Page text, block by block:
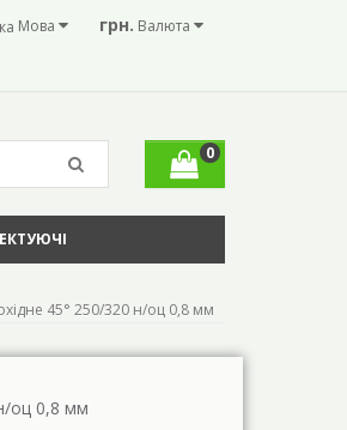
грн. Валюта
Мова
0
45° 250/320 н/оц 0,8 мм
оц 0,8 мм